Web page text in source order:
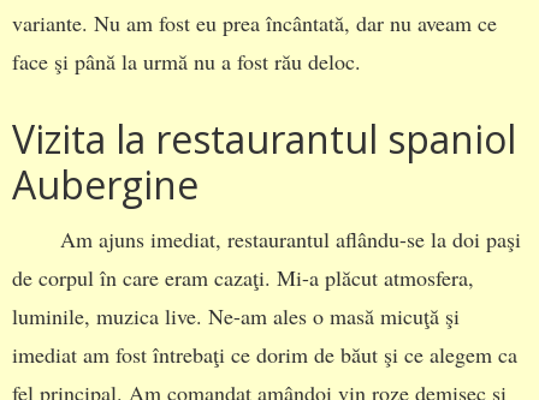
variante. Nu am fost eu prea încântată, dar nu aveam ce
face şi până la urmă nu a fost rău deloc.
Vizita la restaurantul spaniol
Aubergine
Am ajuns imediat, restaurantul aflându-se la doi paşi
de corpul în care eram cazaţi. Mi-a plăcut atmosfera,
luminile, muzica live. Ne-am ales o masă micuţă şi
imediat am fost întrebaţi ce dorim de băut şi ce alegem ca
fel principal. Am comandat amândoi vin roze demisec şi